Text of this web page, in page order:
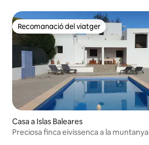
Recomanació del viatger
Recomanació del viatger
Casa a Islas Baleares
Preciosa finca eivissenca a la muntanya